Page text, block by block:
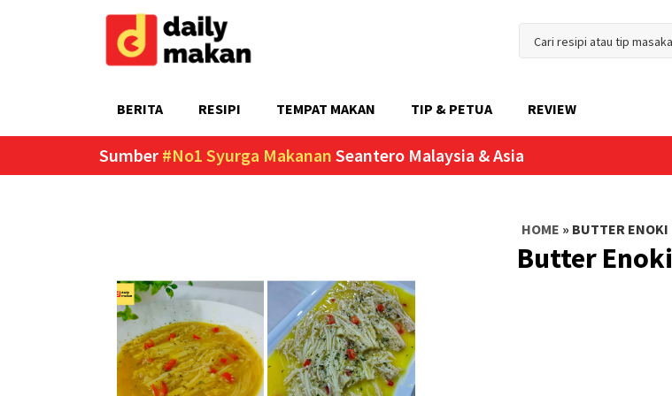
BERITA RESIPI TEMPAT MAKAN TIP & PETUA REVIEW
Sumber #No1 Syurga Makanan Seantero Malaysia & Asia
HOME » BUTTER ENOKI
Butter Enoki